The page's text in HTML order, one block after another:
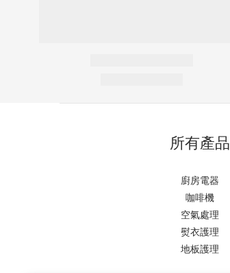
所有產品
廚房電器
咖啡機
空氣處理
熨衣護理
地板護理